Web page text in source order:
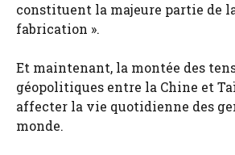
constituent la majeure partie de
fabrication ».
Et maintenant, la montée des
géopolitiques entre la Chine et
affecter la vie quotidienne des
monde.